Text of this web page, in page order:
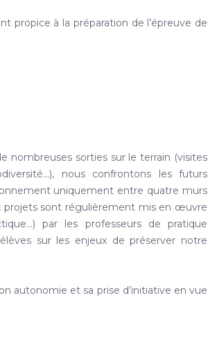
propice à la préparation de l’épreuve de
nombreuses sorties sur le terrain (visites
nous confrontons les futurs
uniquement entre quatre murs
projets sont régulièrement mis en œuvre
par les professeurs de pratique
sur les enjeux de préserver notre
autonomie et sa prise d’initiative en vue